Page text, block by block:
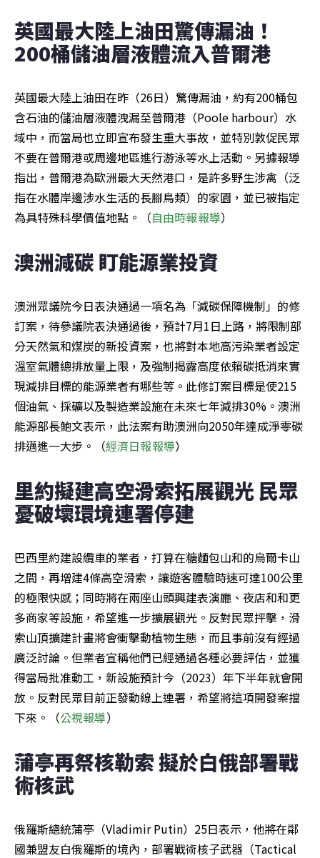
英國最大陸上油田驚傳漏油！
200桶儲油層液體流入普爾港
英國最大陸上油田在昨（26日）驚傳漏油，約有200桶包
含石油的儲油層液體洩漏至普爾港（Poole harbour）水
域中，而當局也立即宣布發生重大事故，並特別敦促民眾
不要在普爾港或周邊地區進行游泳等水上活動。另據報導
指出，普爾港為歐洲最大天然港口，是許多野生涉禽（泛
指在水體岸邊涉水生活的長腳鳥類）的家園，並已被指定
為具特殊科學價值地點。（自由時報報導）
澳洲減碳 盯能源業投資
澳洲眾議院今日表決通過一項名為「減碳保障機制」的修
訂案，待參議院表決通過後，預計7月1日上路，將限制部
分天然氣和煤炭的新投資案，也將對本地高污染業者設定
溫室氣體總排放量上限，及強制揭露高度依賴碳抵消來實
現減排目標的能源業者有哪些等。此修訂案目標是使215
個油氣、採礦以及製造業設施在未來七年減排30%。澳洲
能源部長鮑文表示，此法案有助澳洲向2050年達成淨零碳
排邁進一大步。（經濟日報報導）
里約擬建高空滑索拓展觀光 民眾
憂破壞環境連署停建
巴西里約建設纜車的業者，打算在糖麵包山和的烏爾卡山
之間，再增建4條高空滑索，讓遊客體驗時速可達100公里
的極限快感；同時將在兩座山頭興建表演廳、夜店和和更
多商家等設施，希望進一步擴展觀光。反對民眾抨擊，滑
索山頂擴建計畫將會衝擊動植物生態，而且事前沒有經過
廣泛討論。但業者宣稱他們已經通過各種必要評估，並獲
得當局批准動工，新設施預計今（2023）年下半年就會開
放。反對民眾目前正發動線上連署，希望將這項開發案擋
下來。（公視報導）
蒲亭再祭核勒索 擬於白俄部署戰
術核武
俄羅斯總統蒲亭（Vladimir Putin）25日表示，他將在鄰
國兼盟友白俄羅斯的境內，部署戰術核子武器（Tactical